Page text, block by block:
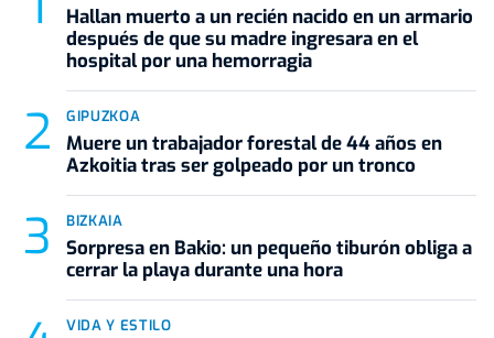
Hallan muerto a un recién nacido en un armario
después de que su madre ingresara en el
hospital por una hemorragia
GIPUZKOA
Muere un trabajador forestal de 44 años en
Azkoitia tras ser golpeado por un tronco
BIZKAIA
Sorpresa en Bakio: un pequeño tiburón obliga a
cerrar la playa durante una hora
VIDA Y ESTILO